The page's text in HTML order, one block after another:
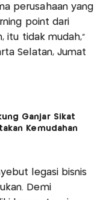
perusahaan yang
point dari
itu tidak mudah,"
Selatan, Jumat
Ganjar Sikat
Kemudahan
legasi bisnis
Demi